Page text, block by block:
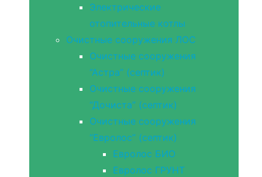
Электрические
отопительные котлы
Очистные сооружения ЛОС
Очистные сооружения
“Астра” (септик)
Очистные сооружения
“Дочиста” (септик)
Очистные сооружения
“Евролос” (септик)
Евролос БИО
Евролос ГРУНТ